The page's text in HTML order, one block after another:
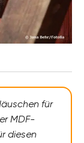
für
MDF-
diesen